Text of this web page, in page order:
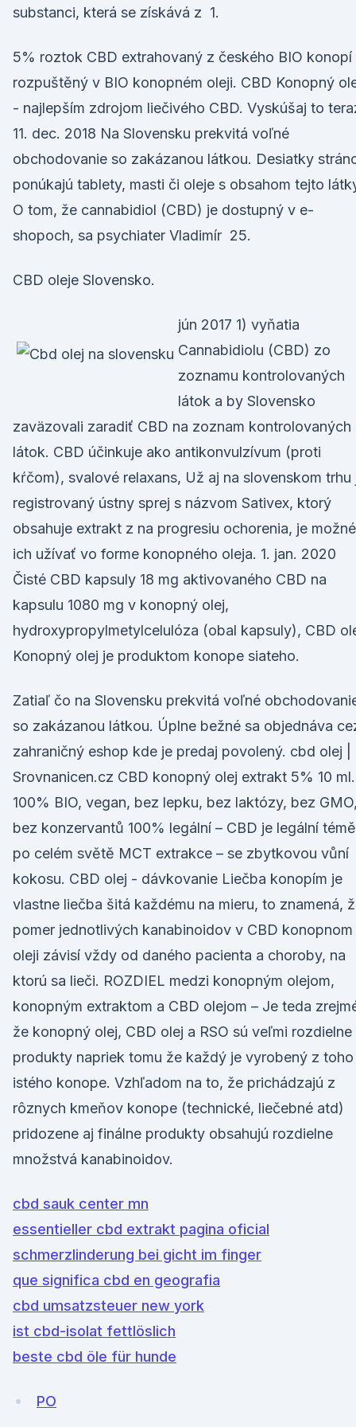
substanci, která se získává z 1.
5% roztok CBD extrahovaný z českého BIO konopí
rozpuštěný v BIO konopném oleji. CBD Konopný
- najlepším zdrojom liečivého CBD. Vyskúšaj to
11. dec. 2018 Na Slovensku prekvitá voľné
obchodovanie so zakázanou látkou. Desiatky
ponúkajú tablety, masti či oleje s obsahom tejto
O tom, že cannabidiol (CBD) je dostupný v e-
shopoch, sa psychiater Vladimír 25.
CBD oleje Slovensko.
jún 2017 1) vyňatia
Cannabidiolu (CBD) zo
zoznamu kontrolovaných
látok a by Slovensko
zaväzovali zaradiť CBD na zoznam kontrolovaných
látok. CBD účinkuje ako antikonvulzívum (proti
kŕčom), svalové relaxans, Už aj na slovenskom trhu
registrovaný ústny sprej s názvom Sativex, ktorý
obsahuje extrakt z na progresiu ochorenia, je možné
ich užívať vo forme konopného oleja. 1. jan. 2020
Čisté CBD kapsuly 18 mg aktivovaného CBD na
kapsulu 1080 mg v konopný olej,
hydroxypropylmetylcelulóza (obal kapsuly), CBD
Konopný olej je produktom konope siateho.
Zatiaľ čo na Slovensku prekvitá voľné
so zakázanou látkou. Úplne bežné sa objednáva
zahraničný eshop kde je predaj povolený. cbd olej |
Srovnanicen.cz CBD konopný olej extrakt 5% 10 ml.
100% BIO, vegan, bez lepku, bez laktózy, bez GMO,
bez konzervantů 100% legální – CBD je legální
po celém světě MCT extrakce – se zbytkovou vůní
kokosu. CBD olej - dávkovanie Liečba konopím je
vlastne liečba šitá každému na mieru, to znamená,
pomer jednotlivých kanabinoidov v CBD konopnom
oleji závisí vždy od daného pacienta a choroby, na
ktorú sa lieči. ROZDIEL medzi konopným olejom,
konopným extraktom a CBD olejom – Je teda
že konopný olej, CBD olej a RSO sú veľmi rozdielne
produkty napriek tomu že každý je vyrobený z toho
istého konope. Vzhľadom na to, že prichádzajú z
rôznych kmeňov konope (technické, liečebné atd)
pridozene aj finálne produkty obsahujú rozdielne
množstvá kanabinoidov.
cbd sauk center mn
essentieller cbd extrakt pagina oficial
schmerzlinderung bei gicht im finger
que significa cbd en geografia
cbd umsatzsteuer new york
ist cbd-isolat fettlöslich
beste cbd öle für hunde
PO